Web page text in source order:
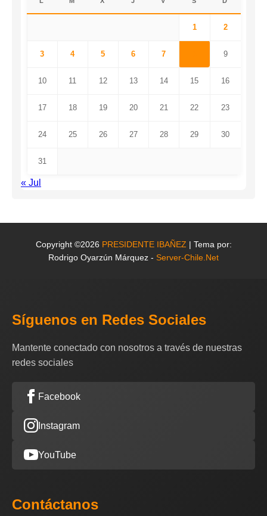
1 2
3 4 5 6 7 9
10 11 12 13 14 15 16
17 18 19 20 21 22 23
24 25 26 27 28 29 30
31
« Jul
Copyright ©2026 PRESIDENTE IBAÑEZ | Tema por:
Rodrigo Oyarzún Márquez - Server-Chile.Net
Síguenos en Redes Sociales
Mantente conectado con nosotros a través de nuestras
redes sociales
Facebook
Instagram
YouTube
Contáctanos